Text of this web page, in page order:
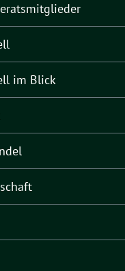
im Blick